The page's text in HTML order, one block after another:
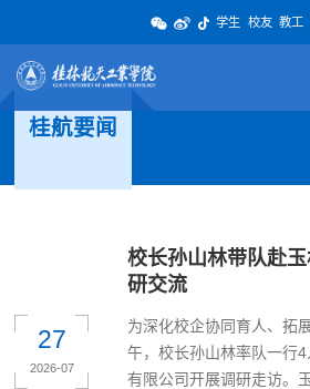
学生 校友 教工
桂航要闻
27
2026-07
校长孙山林带队赴
研交流
为深化校企协同育人、拓
午，校长孙山林率队一行
有限公司开展调研走访。